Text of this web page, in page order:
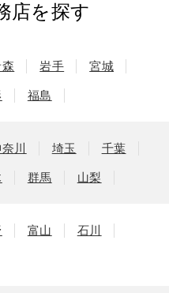
店を探す
岩手 宮城
福島
川 埼玉 千葉
群馬 山梨
富山 石川